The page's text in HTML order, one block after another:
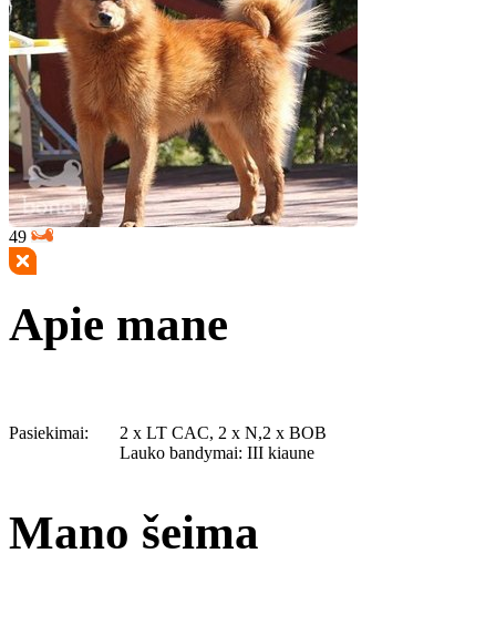
49
Apie mane
Pasiekimai:
2 x LT CAC, 2 x N,2 x BOB
Lauko bandymai: III kiaune
Mano šeima